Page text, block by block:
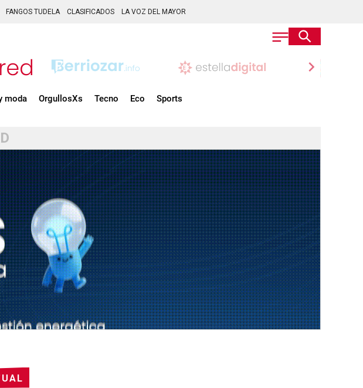
FANGOS TUDELA CLASIFICADOS LA VOZ DEL MAYOR
chevron_right
moda OrgullosXs Tecno Eco Sports